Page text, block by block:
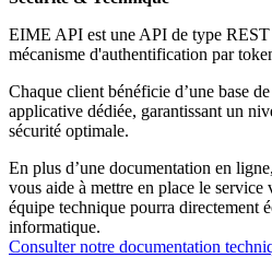
EIME API est une API de type REST
mécanisme d'authentification par
Chaque client bénéficie d’une base
applicative dédiée, garantissant un
sécurité optimale.
En plus d’une documentation en
vous aide à mettre en place le service
équipe technique pourra directement
informatique.
Consulter notre documentation